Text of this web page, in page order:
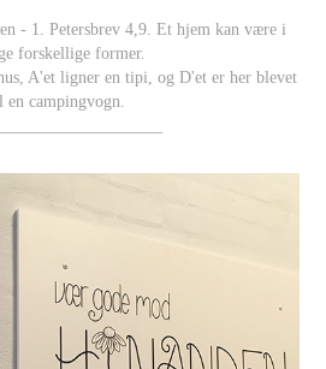
- 1. Petersbrev 4,9. Et hjem kan være i
forskellige former.
A'et ligner en tipi, og D'et er her blevet
en campingvogn.